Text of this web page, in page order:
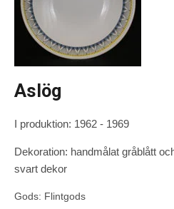
Aslög
I produktion: 1962 - 1969
Dekoration: handmålat gråblått
svart dekor
Gods: Flintgods